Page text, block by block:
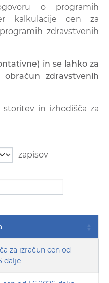
o programih
kalkulacije cen za
zdravstvenih
in se lahko za
zdravstvenih
in izhodišča za
zapisov
za izračun cen od
dalje